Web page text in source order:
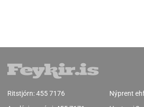
Ritstjórn:455 7176
Nýprent